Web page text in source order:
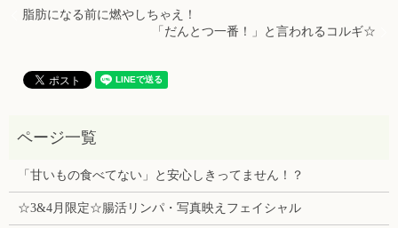
脂肪になる前に燃やしちゃえ！
「だんとつ一番！」と言われるコルギ☆
「甘いもの食べてない」と安心しきってません！？
☆3&4月限定☆腸活リンパ・写真映えフェイシャル